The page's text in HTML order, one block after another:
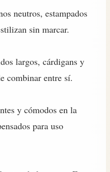
neutros, estampados
sin marcar.
largos, cárdigans y
combinar entre sí.
y cómodos en la
para uso